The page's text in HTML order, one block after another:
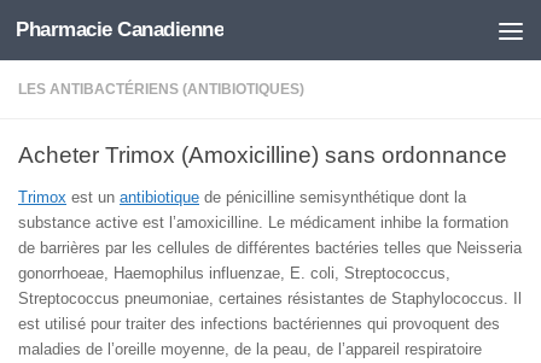
Skip to content
Pharmacie Canadienne
LES ANTIBACTÉRIENS (ANTIBIOTIQUES)
Acheter Trimox (Amoxicilline) sans ordonnance
Trimox est un antibiotique de pénicilline semisynthétique dont la
substance active est l’amoxicilline. Le médicament inhibe la formation
de barrières par les cellules de différentes bactéries telles que Neisseria
gonorrhoeae, Haemophilus influenzae, E. coli, Streptococcus,
Streptococcus pneumoniae, certaines résistantes de Staphylococcus. Il
est utilisé pour traiter des infections bactériennes qui provoquent des
maladies de l’oreille moyenne, de la peau, de l’appareil respiratoire